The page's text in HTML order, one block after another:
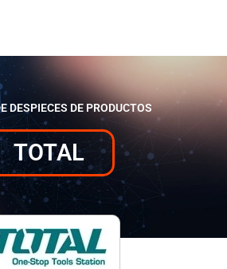
DESPIECES DE PRODUCTOS
TOTAL